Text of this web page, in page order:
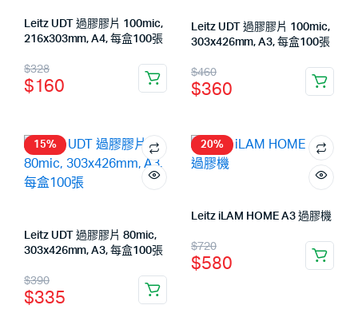
Leitz UDT 過膠膠片 100mic,
216x303mm, A4, 每盒100張
$328
$160
Leitz UDT 過膠膠片 100mic,
303x426mm, A3, 每盒100張
$460
$360
15%
Leitz UDT 過膠膠片 80mic,
303x426mm, A3, 每盒100張
$390
$335
20%
Leitz iLAM HOME A3 過膠機
$720
$580